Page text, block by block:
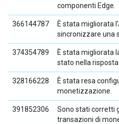
componenti Edge.
366144787
È stata migliorata
sincronizzare una
374354789
È stata migliorata
stato nella risposta
328166228
È stata resa
monetizzazione.
391852306
Sono stati corretti
transazioni di